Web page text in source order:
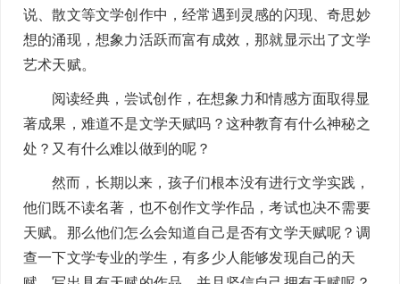
说、散文等文学创作中，经常遇到灵感的闪现、奇思妙
想的涌现，想象力活跃而富有成效，那就显示出了文学
艺术天赋。
阅读经典，尝试创作，在想象力和情感方面取得显
著成果，难道不是文学天赋吗？这种教育有什么神秘之
处？又有什么难以做到的呢？
然而，长期以来，孩子们根本没有进行文学实践，
他们既不读名著，也不创作文学作品，考试也决不需要
天赋。那么他们怎么会知道自己是否有文学天赋呢？调
查一下文学专业的学生，有多少人能够发现自己的天